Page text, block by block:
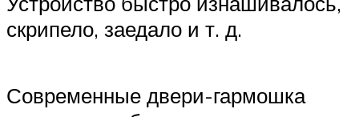
скрипело, заедало и т. д.
Современные двери-гармошка